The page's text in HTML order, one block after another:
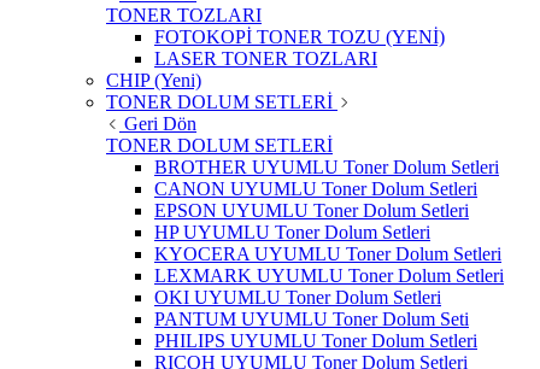
TONER TOZLARI
FOTOKOPİ TONER TOZU (YENİ)
LASER TONER TOZLARI
CHIP (Yeni)
TONER DOLUM SETLERİ
Geri Dön
TONER DOLUM SETLERİ
BROTHER UYUMLU Toner Dolum Setleri
CANON UYUMLU Toner Dolum Setleri
EPSON UYUMLU Toner Dolum Setleri
HP UYUMLU Toner Dolum Setleri
KYOCERA UYUMLU Toner Dolum Setleri
LEXMARK UYUMLU Toner Dolum Setleri
OKI UYUMLU Toner Dolum Setleri
PANTUM UYUMLU Toner Dolum Seti
PHILIPS UYUMLU Toner Dolum Setleri
RICOH UYUMLU Toner Dolum Setleri